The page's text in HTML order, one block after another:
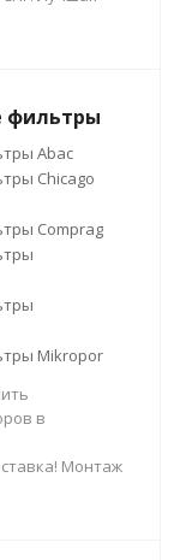
фильтры
Abac
Chicago
Comprag
Mikropor
в
Монтаж